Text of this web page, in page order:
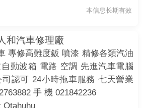
本信息长期有效
和汽車修理廠
專修高難度鈑 噴漆 精修各類汽油
動波箱 電路 空調 先進汽車電腦
認可 24小時拖車服務 七天營業
手 機 021842236
Otahuhu